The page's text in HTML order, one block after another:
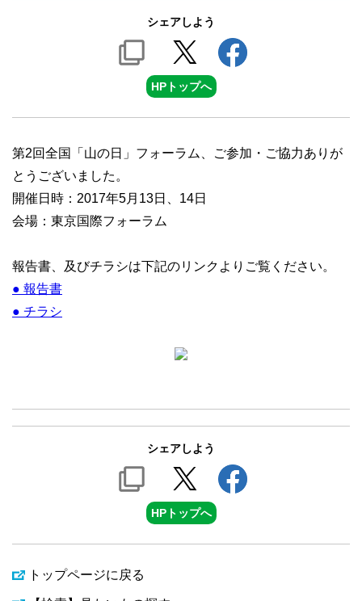
シェアしよう
HPトップへ
第2回全国「山の日」フォーラム、ご参加・ご協力ありが
とうございました。
開催日時：2017年5月13日、14日
会場：東京国際フォーラム
報告書、及びチラシは下記のリンクよりご覧ください。
● 報告書
● チラシ
シェアしよう
HPトップへ
トップページに戻る